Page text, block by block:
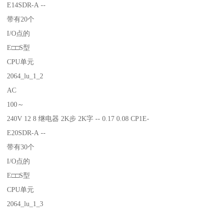
E14SDR-A --
带有20个
I/O点的
E□□S型
CPU单元
2064_lu_1_2
AC
100～
240V 12 8 继电器 2K步 2K字 -- 0.17 0.08 CP1E-
E20SDR-A --
带有30个
I/O点的
E□□S型
CPU单元
2064_lu_1_3